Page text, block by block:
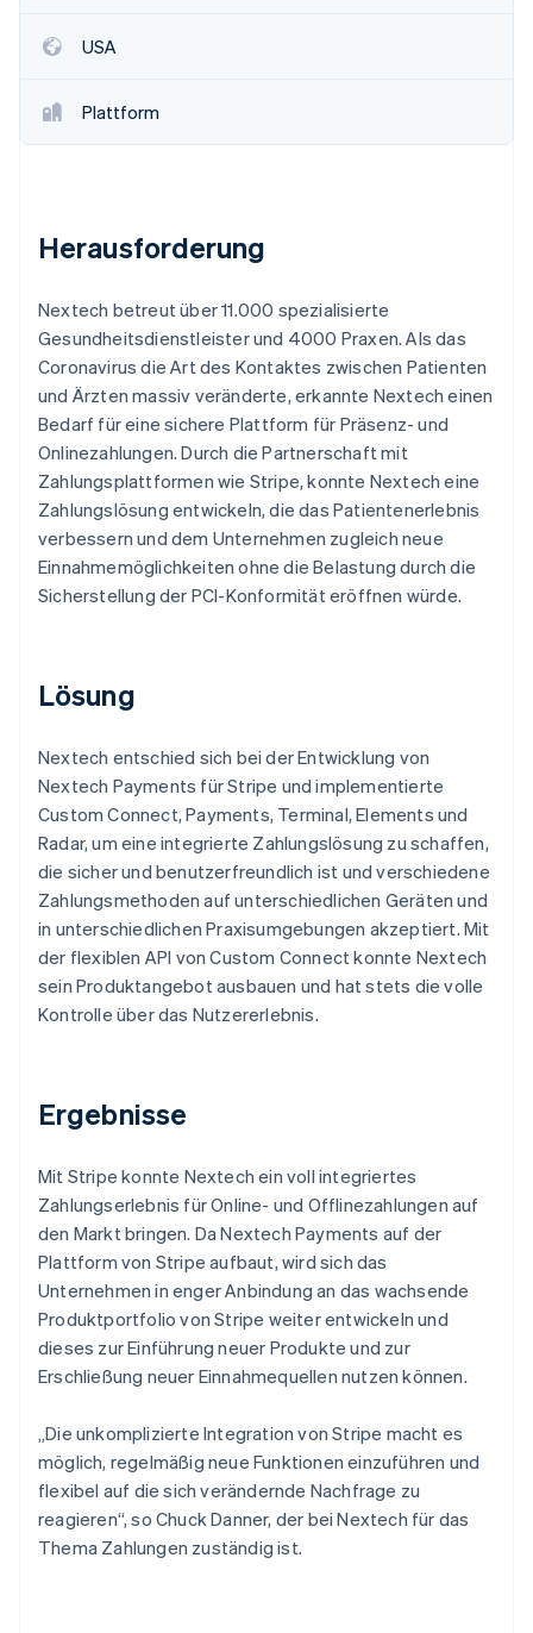
USA
Plattform
Herausforderung
Nextech betreut über 11.000 spezialisierte
Gesundheitsdienstleister und 4000 Praxen. Als das
Coronavirus die Art des Kontaktes zwischen Patienten
und Ärzten massiv veränderte, erkannte Nextech einen
Bedarf für eine sichere Plattform für Präsenz- und
Onlinezahlungen. Durch die Partnerschaft mit
Zahlungsplattformen wie Stripe, konnte Nextech eine
Zahlungslösung entwickeln, die das Patientenerlebnis
verbessern und dem Unternehmen zugleich neue
Einnahmemöglichkeiten ohne die Belastung durch die
Sicherstellung der PCI-Konformität eröffnen würde.
Lösung
Nextech entschied sich bei der Entwicklung von
Nextech Payments für Stripe und implementierte
Custom Connect, Payments, Terminal, Elements und
Radar, um eine integrierte Zahlungslösung zu schaffen,
die sicher und benutzerfreundlich ist und verschiedene
Zahlungsmethoden auf unterschiedlichen Geräten und
in unterschiedlichen Praxisumgebungen akzeptiert. Mit
der flexiblen API von Custom Connect konnte Nextech
sein Produktangebot ausbauen und hat stets die volle
Kontrolle über das Nutzererlebnis.
Ergebnisse
Mit Stripe konnte Nextech ein voll integriertes
Zahlungserlebnis für Online- und Offlinezahlungen auf
den Markt bringen. Da Nextech Payments auf der
Plattform von Stripe aufbaut, wird sich das
Unternehmen in enger Anbindung an das wachsende
Produktportfolio von Stripe weiter entwickeln und
dieses zur Einführung neuer Produkte und zur
Erschließung neuer Einnahmequellen nutzen können.
„Die unkomplizierte Integration von Stripe macht es
möglich, regelmäßig neue Funktionen einzuführen und
flexibel auf die sich verändernde Nachfrage zu
reagieren“, so Chuck Danner, der bei Nextech für das
Thema Zahlungen zuständig ist.